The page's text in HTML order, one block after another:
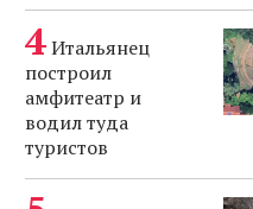
Итальянец
построил
амфитеатр и
водил туда
туристов